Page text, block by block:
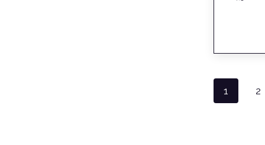
1 2